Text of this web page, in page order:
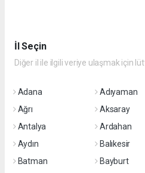
İl Seçin
Diğer il ile ilgili veriye ulaşmak için
Adana Adıyaman
Ağrı
Aksaray
Antalya
Ardahan
Aydın
Balıkesir
Batman
Bayburt